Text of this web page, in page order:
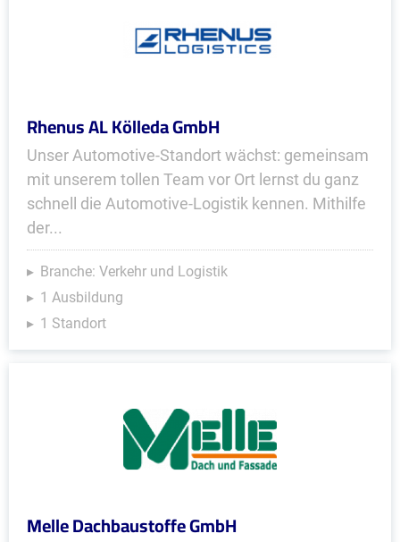
Rhenus AL Kölleda GmbH
Unser Automotive-Standort wächst: gemeinsam
mit unserem tollen Team vor Ort lernst du ganz
schnell die Automotive-Logistik kennen. Mithilfe
der...
Branche: Verkehr und Logistik
1 Ausbildung
1 Standort
Melle Dachbaustoffe GmbH